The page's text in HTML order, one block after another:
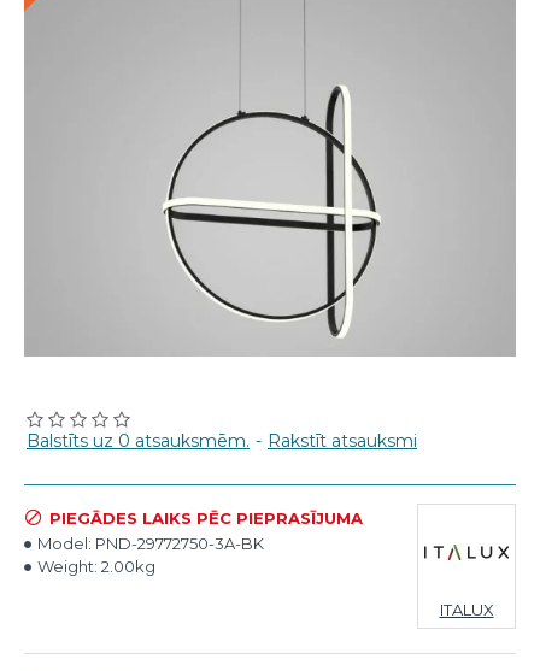
Balstīts uz 0 atsauksmēm. - Rakstīt atsauksmi
PIEGĀDES LAIKS PĒC PIEPRASĪJUMA
Model: PND-29772750-3A-BK
Weight: 2.00kg
ITALUX